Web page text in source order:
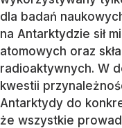
dla badań
na Antarktydzie sił
atomowych oraz
radioaktywnych. W
kwestii
Antarktydy do
że wszystkie